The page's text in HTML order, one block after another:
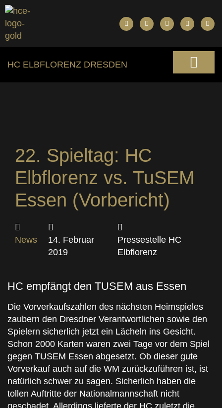
HC ELBFLORENZ DRESDEN
22. Spieltag: HC
Elbflorenz vs. TuSEM
Essen (Vorbericht)
News
14. Februar
2019
Pressestelle HC
Elbflorenz
HC empfängt den TUSEM aus Essen
Die Vorverkaufszahlen des nächsten Heimspieles
zaubern den Dresdner Verantwortlichen sowie den
Spielern sicherlich jetzt ein Lächeln ins Gesicht.
Schon 2000 Karten waren zwei Tage vor dem Spiel
gegen TUSEM Essen abgesetzt. Ob dieser gute
Vorverkauf auch auf die WM zurückzuführen ist, ist
natürlich schwer zu sagen. Sicherlich haben die
tollen Auftritte der Nationalmannschaft nicht
geschadet. Allerdings lieferte der HC zuletzt die